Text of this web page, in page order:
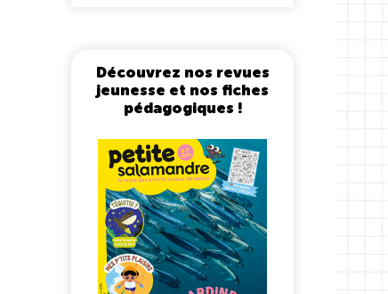
Découvrez nos revues
jeunesse et nos fiches
pédagogiques !